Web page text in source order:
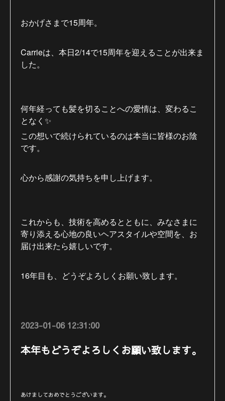
おかげさまで15周年。
Carrieは、本日2/14で15周年を迎えることが出来ま
した。
何年経っても髪を切ることへの愛情は、変わるこ
となく✨
この想いで続けられているのは本当に皆様のお陰
です。
心から感謝の気持ちを申し上げます。
これからも、技術を高めるとともに、みなさまに
寄り添える心地の良いヘアスタイルや空間を、お
届け出来たら嬉しいです。
16年目も、どうぞよろしくお願い致します。
2023-01-06 12:31:00
本年もどうぞよろしくお願い致します。
あけましておめでとうございます。